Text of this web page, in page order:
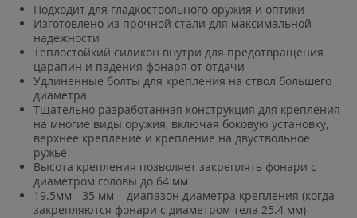
Подходит для гладкоствольного оружия и оптики
Изготовлено из прочной стали для максимальной
надежности
Теплостойкий силикон внутри для предотвращения
царапин и падения фонаря от отдачи
Удлиненные болты для крепления на ствол большего
диаметра
Тщательно разработанная конструкция для крепления
на многие виды оружия, включая боковую установку,
верхнее крепление и крепление на двуствольное
ружье
Высота крепления позволяет закреплять фонари с
диаметром головы до 64 мм
19.5мм - 35 мм – диапазон диаметра крепления (когда
закрепляются фонари с диаметром тела 25.4 мм)